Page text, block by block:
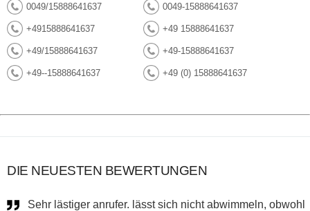
0049/15888641637 0049-15888641637
+4915888641637 +49 15888641637
+49/15888641637 +49-15888641637
+49--15888641637 +49 (0) 15888641637
DIE NEUESTEN BEWERTUNGEN
Sehr lästiger anrufer. lässt sich nicht abwimmeln, obwohl